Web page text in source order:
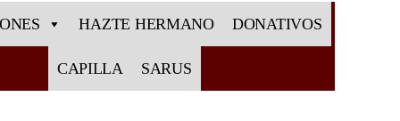
HAZTE HERMANO DONATIVOS
CAPILLA SARUS